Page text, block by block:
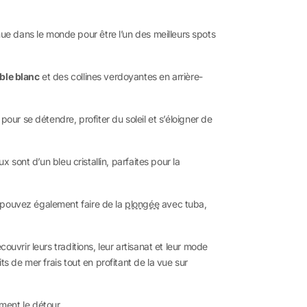
dans le monde pour être l’un des meilleurs spots
blancet des collines verdoyantes en arrière-
se détendre, profiter du soleil et s’éloigner de
sont d’un bleu cristallin, parfaites pour la
également faire de la plongéeavec tuba,
leurs traditions, leur artisanat et leur mode
de mer frais tout en profitant de la vue sur
le détour.